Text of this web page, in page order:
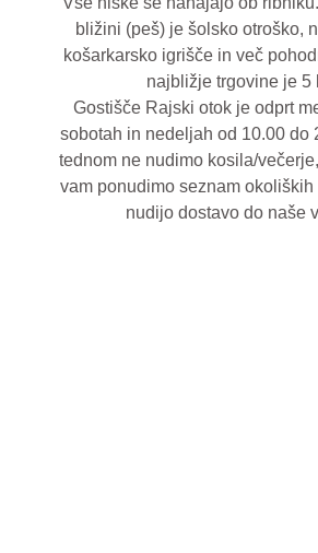
bližini (peš) je šolsko otroško,
košarkarsko igrišče in več
najbližje trgovine je 5
Gostišče Rajski otok je odprt
sobotah in nedeljah od 10.00 do
tednom ne nudimo kosila/
vam ponudimo seznam okoliških
nudijo dostavo do naše